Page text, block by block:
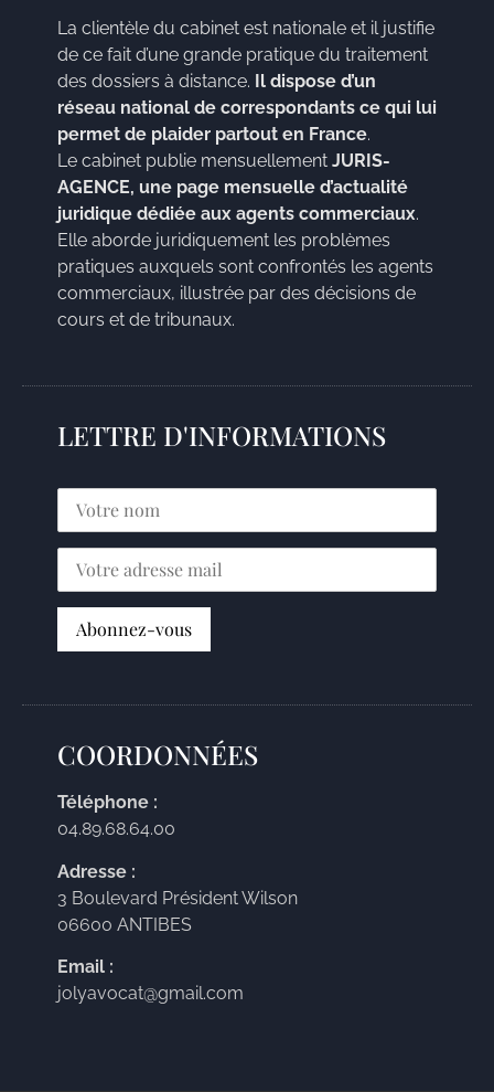
La clientèle du cabinet est nationale et il justifie
de ce fait d’une grande pratique du traitement
des dossiers à distance. Il dispose d’un
réseau national de correspondants ce qui lui
permet de plaider partout en France.
Le cabinet publie mensuellement JURIS-
AGENCE, une page mensuelle d’actualité
juridique dédiée aux agents commerciaux.
Elle aborde juridiquement les problèmes
pratiques auxquels sont confrontés les agents
commerciaux, illustrée par des décisions de
cours et de tribunaux.
LETTRE D'INFORMATIONS
COORDONNÉES
Téléphone :
04.89.68.64.00
Adresse :
3 Boulevard Président Wilson
06600 ANTIBES
Email :
jolyavocat@gmail.com